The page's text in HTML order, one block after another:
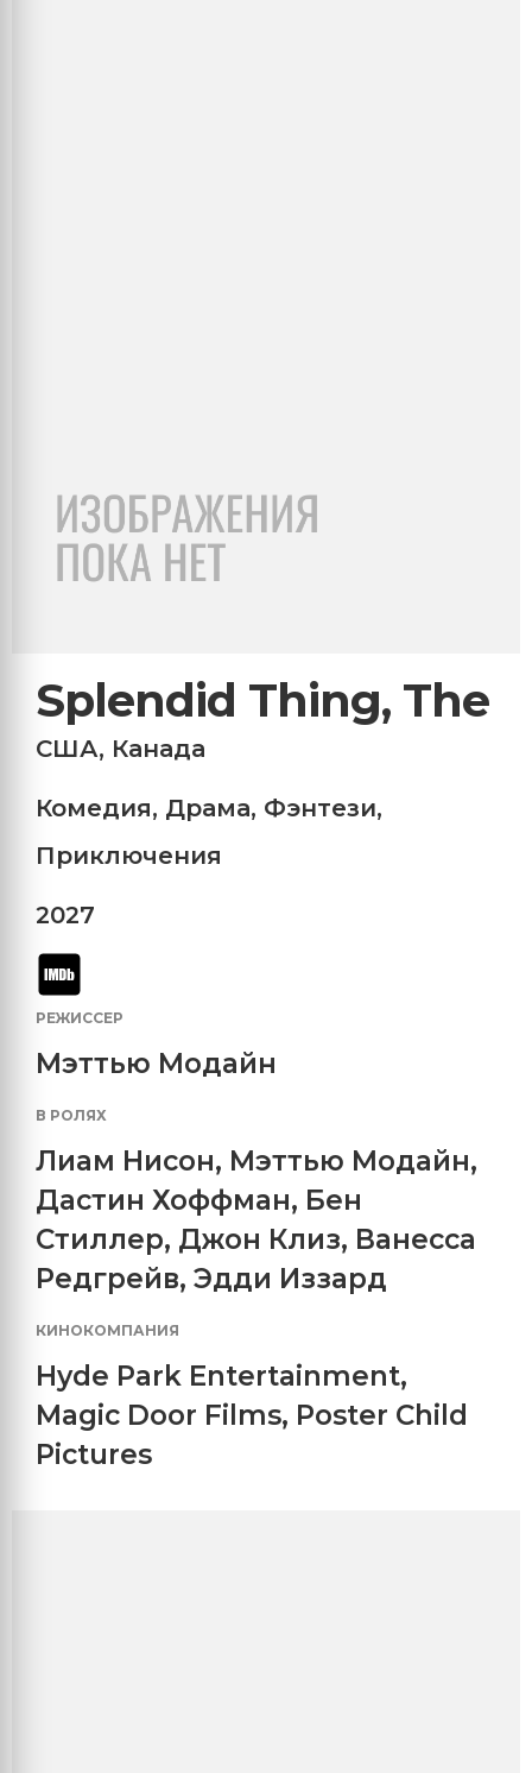
Splendid Thing, The
США, Канада
Комедия, Драма, Фэнтези,
Приключения
2027
РЕЖИССЕР
Мэттью Модайн
В РОЛЯХ
Лиам Нисон, Мэттью Модайн,
Дастин Хоффман, Бен
Стиллер, Джон Клиз, Ванесса
Редгрейв, Эдди Иззард
КИНОКОМПАНИЯ
Hyde Park Entertainment,
Magic Door Films, Poster Child
Pictures